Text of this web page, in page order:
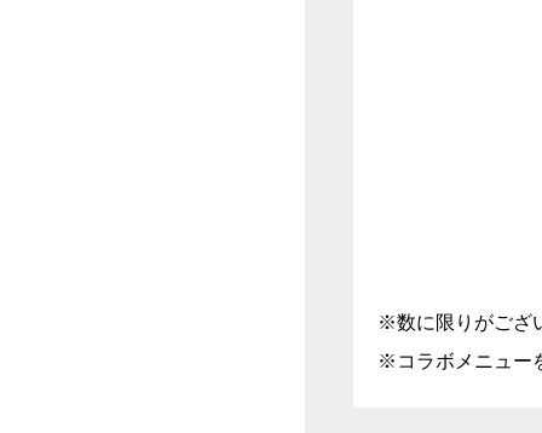
※数に限りがござ
※コラボメニュー